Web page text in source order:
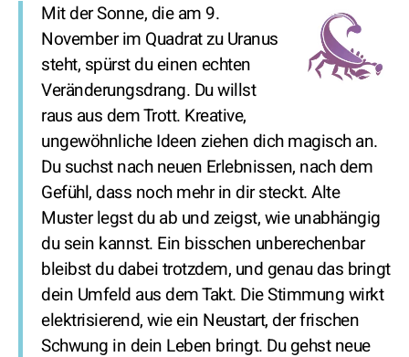
Mit der Sonne, die am 9.
November im Quadrat zu Uranus
steht, spürst du einen echten
Veränderungsdrang. Du willst
raus aus dem Trott. Kreative,
ungewöhnliche Ideen ziehen dich magisch an.
Du suchst nach neuen Erlebnissen, nach dem
Gefühl, dass noch mehr in dir steckt. Alte
Muster legst du ab und zeigst, wie unabhängig
du sein kannst. Ein bisschen unberechenbar
bleibst du dabei trotzdem, und genau das bringt
dein Umfeld aus dem Takt. Die Stimmung wirkt
elektrisierend, wie ein Neustart, der frischen
Schwung in dein Leben bringt. Du gehst neue